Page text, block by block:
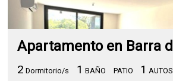
Apartamento en Barra
2 Dormitorio/s 1 BAÑO PATIO 1 AUTOS